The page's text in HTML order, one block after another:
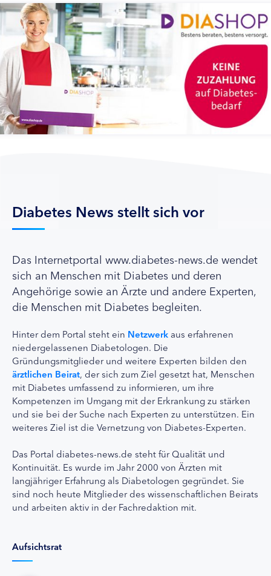
Diabetes News stellt sich vor
Das Internetportal www.diabetes-news.de wendet
sich an Menschen mit Diabetes und deren
Angehörige sowie an Ärzte und andere Experten,
die Menschen mit Diabetes begleiten.
Hinter dem Portal steht ein Netzwerk aus erfahrenen
niedergelassenen Diabetologen. Die
Gründungsmitglieder und weitere Experten bilden den
ärztlichen Beirat, der sich zum Ziel gesetzt hat, Menschen
mit Diabetes umfassend zu informieren, um ihre
Kompetenzen im Umgang mit der Erkrankung zu stärken
und sie bei der Suche nach Experten zu unterstützen. Ein
weiteres Ziel ist die Vernetzung von Diabetes-Experten.
Das Portal diabetes-news.de steht für Qualität und
Kontinuität. Es wurde im Jahr 2000 von Ärzten mit
langjähriger Erfahrung als Diabetologen gegründet. Sie
sind noch heute Mitglieder des wissenschaftlichen Beirats
und arbeiten aktiv in der Fachredaktion mit.
Aufsichtsrat